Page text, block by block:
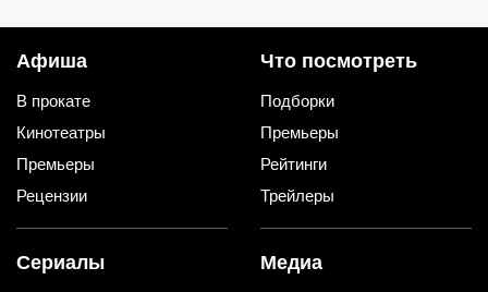
Афиша
В прокате
Кинотеатры
Премьеры
Рецензии
Что посмотреть
Подборки
Премьеры
Рейтинги
Трейлеры
Сериалы Медиа